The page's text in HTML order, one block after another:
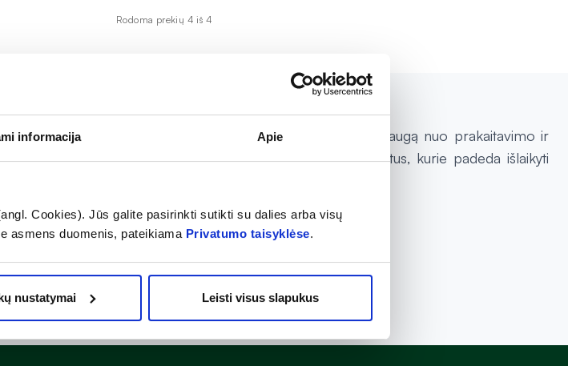
informacija Apie
Cookies). Jūs galite pasirinkti sutikti su dalies arba visų
asmens duomenis, pateikiama Privatumo taisyklėse.
nustatymai Leisti visus slapukus
Rodoma prekių 4 iš 4
gamyboje. Jų produktai užtikrina ilgalaikę apsaugą nuo prakaitavimo ir
ir jautriai odai. Šis prekės ženklas siūlo įvairius produktus, kurie padeda išlaikyti
svarbi ilgalaikė ir patikima apsauga.